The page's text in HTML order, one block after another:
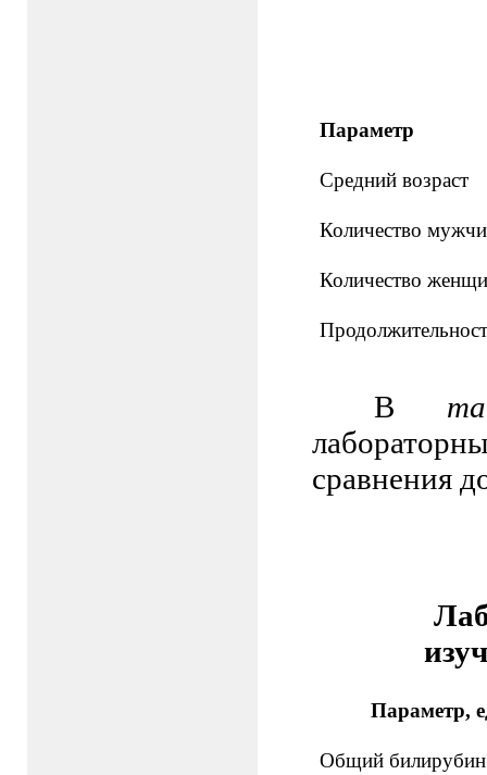
Параметр
Средний возраст
Количество
Количество
В
сравнения
Параметр,
Общий